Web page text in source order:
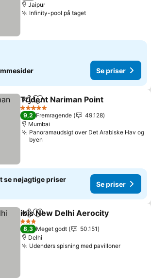
Jaipur
Infinity-pool på taget
Se priser
Del Føj til favoritter
Trident Nariman Point
5 Stjerner
9,2 Fremragende
49.128
Mumbai
Panoramaudsigt over Det Arabiske Hav og
byen
se nøjagtige priser
Se priser
Del Føj til favoritter
ibis New Delhi Aerocity
3 Stjerner
8,3 Meget godt
50.151
Delhi
Udendørs spisning med pavilloner